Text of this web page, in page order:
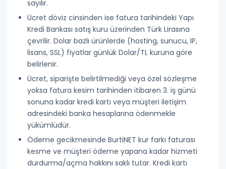
sayılır.
Ücret döviz cinsinden ise fatura tarihindeki Yapı
Kredi Bankası satış kuru üzerinden Türk Lirasına
çevrilir. Dolar bazlı ürünlerde (hosting, sunucu, IP,
lisans, SSL) fiyatlar günlük Dolar/TL kuruna göre
belirlenir.
Ücret, siparişte belirtilmediği veya özel sözleşme
yoksa fatura kesim tarihinden itibaren3. iş günü
sonuna kadar kredi kartı veya müşteri iletişim
adresindeki banka hesaplarına ödenmekle
yükümlüdür.
Ödeme gecikmesinde BurtiNETkur farkı faturası
kesme ve müşteri ödeme yapana kadar hizmeti
durdurma/açma hakkını saklı tutar. Kredi kartı